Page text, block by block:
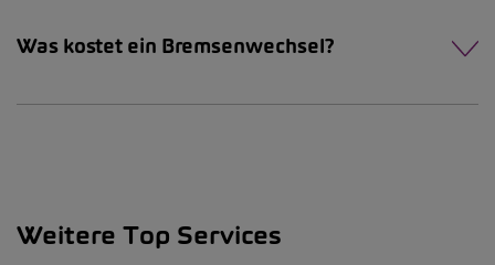
Was kostet ein Bremsenwechsel?
Weitere Top Services